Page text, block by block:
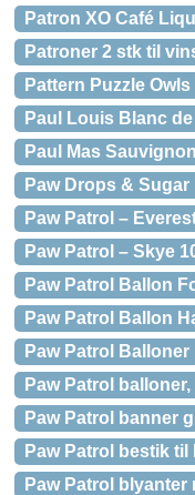
Patron XO Café
Patroner 2 stk til
Pattern Puzzle Owls
Paul Louis Blanc
Paul Mas
Paw Drops &
Paw Patrol –
Paw Patrol – Skye
Paw Patrol Ballon
Paw Patrol Ballon
Paw Patrol Balloner
Paw Patrol
Paw Patrol banner
Paw Patrol bestik til
Paw Patrol